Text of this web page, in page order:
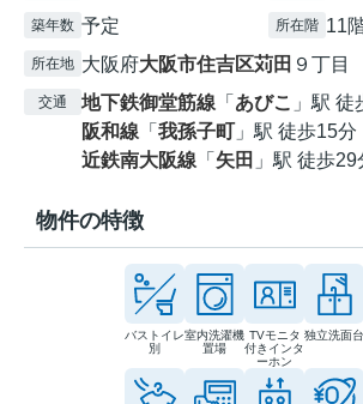
築年数 予定 所在階 11
所在地 大阪府大阪市住吉区苅田 ９丁目
交通 地下鉄御堂筋線 「 あびこ 」駅 徒
阪和線 「 我孫子町 」駅 徒歩15分
近鉄南大阪線 「 矢田 」駅 徒歩29
物件の特徴
バストイレ
別
室内洗濯機
置場
TVモニタ
付きインタ
ーホン
独立洗面台